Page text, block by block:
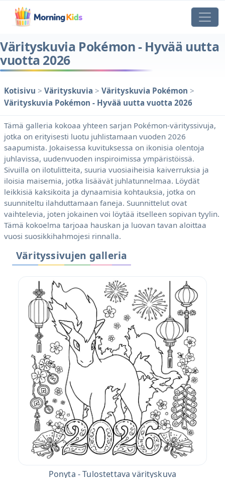
Värityskuvia Pokémon - Hyvää uutta
vuotta 2026
Kotisivu > Värityskuvia > Värityskuvia Pokémon >
Värityskuvia Pokémon - Hyvää uutta vuotta 2026
Tämä galleria kokoaa yhteen sarjan Pokémon-värityssivuja,
jotka on erityisesti luotu juhlistamaan vuoden 2026
saapumista. Jokaisessa kuvituksessa on ikonisia olentoja
juhlavissa, uudenvuoden inspiroimissa ympäristöissä.
Sivuilla on ilotulitteita, suuria vuosiaiheisia kaiverruksia ja
iloisia maisemia, jotka lisäävät juhlatunnelmaa. Löydät
leikkisiä kaksikoita ja dynaamisia kohtauksia, jotka on
suunniteltu ilahduttamaan faneja. Suunnittelut ovat
vaihtelevia, joten jokainen voi löytää itselleen sopivan tyylin.
Tämä kokoelma tarjoaa hauskan ja luovan tavan aloittaa
vuosi suosikkihahmojesi rinnalla.
Värityssivujen galleria
Ponyta - Tulostettava värityskuva